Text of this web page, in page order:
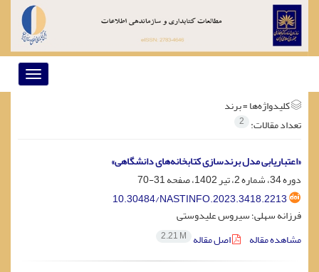
Toggle
کلیدواژه‌ها =برند
تعداد مقالات: 2
«اعتباریابی مدل برندسازی کتابخانه‌های دانشگاهی»
دوره 34، شماره 2، تیر 1402، صفحه
31-70
10.30484/NASTINFO.2023.3418.2213
فرزانه سهلی؛ سیروس علیدوستی
مشاهده مقاله
اصل مقاله 2.21 M